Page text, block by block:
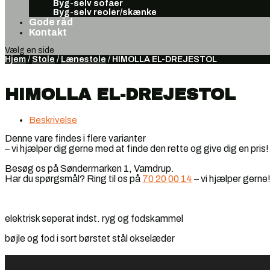
Byg-selv sofaer
Byg-selv reoler/skænke
Gode råd
Kontakt
Vælg en side
Hjem / Stole / Lænestole / HIMOLLA EL-DREJESTOL
HIMOLLA EL-DREJESTOL
Beskrivelse
Denne vare findes i flere varianter
– vi hjælper dig gerne med at finde den rette og give dig en pris!
Besøg os på Søndermarken 1, Vamdrup.
Har du spørgsmål? Ring til os på 70 20 00 14 – vi hjælper gerne!
elektrisk seperat indst. ryg og fodskammel
bøjle og fod i sort børstet stål okselæder